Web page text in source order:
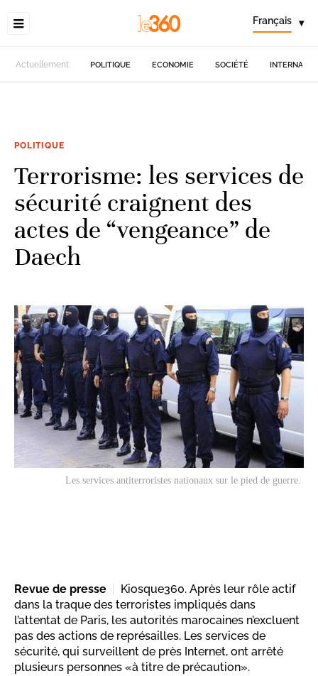
Français ▾
Actuellement POLITIQUE ECONOMIE SOCIÉTÉ
POLITIQUE
Terrorisme: les services de
sécurité craignent des
actes de “vengeance” de
Daech
Les services antiterroristes nationaux sur le pied de guerre.
Revue de presse
Kiosque360. Après leur rôle actif
dans la traque des terroristes impliqués dans
l’attentat de Paris, les autorités marocaines n’excluent
pas des actions de représailles. Les services de
sécurité, qui surveillent de près Internet, ont arrêté
plusieurs personnes «à titre de précaution».